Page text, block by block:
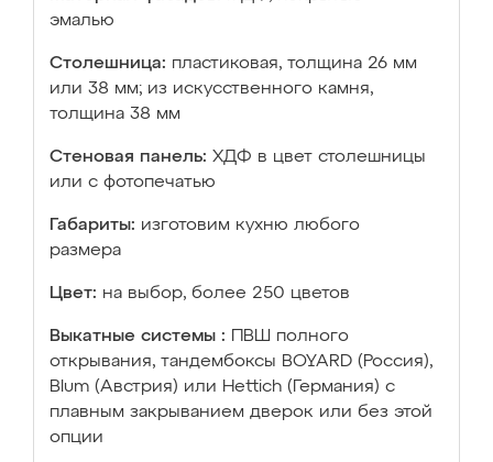
эмалью
Столешница: пластиковая, толщина 26 мм
или 38 мм; из искусственного камня,
толщина 38 мм
Стеновая панель: ХДФ в цвет столешницы
или с фотопечатью
Габариты: изготовим кухню любого
размера
Цвет: на выбор, более 250 цветов
Выкатные системы :
ПВШ полного
открывания, тандембоксы BOYARD (Россия),
Blum (Австрия) или Hettich (Германия) с
плавным закрыванием дверок или без этой
опции